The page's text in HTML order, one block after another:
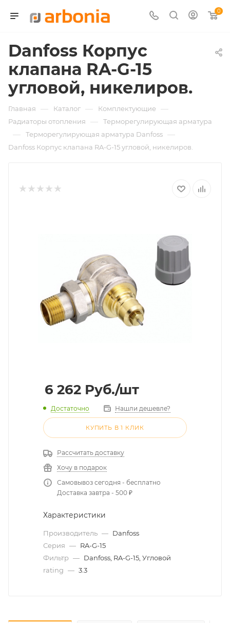
0
Danfoss Корпус
клапана RA-G-15
угловой, никелиров.
Главная — Каталог — Комплектующие —
Радиаторы отопления — Терморегулирующая арматура
— Терморегулирующая арматура Danfoss —
Danfoss Корпус клапана RA-G-15 угловой, никелиров.
6 262 Руб./шт
Достаточно Нашли дешевле?
КУПИТЬ В 1 КЛИК
Рассчитать доставку
Хочу в подарок
Самовывоз сегодня - бесплатно
Доставка завтра - 500 ₽
Характеристики
Производитель — Danfoss
Серия — RA-G-15
Фильтр — Danfoss, RA-G-15, Угловой
rating — 3.3